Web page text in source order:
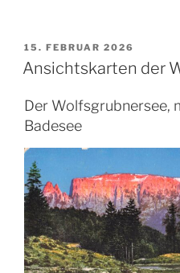
Der
Kupferstecher
Verleger
Antonio
VERÖFFENTLICHT
AM
15. FEBRUAR 2026
Ansichtskarten der
Der Wolfsgrubnersee,
Badesee